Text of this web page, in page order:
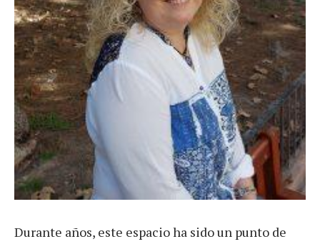
Durante años, este espacio ha sido un punto de